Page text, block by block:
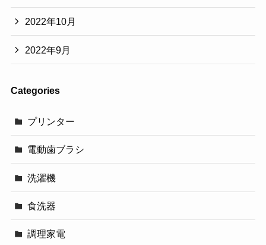
2022年10月
2022年9月
Categories
プリンター
電動歯ブラシ
洗濯機
食洗器
調理家電